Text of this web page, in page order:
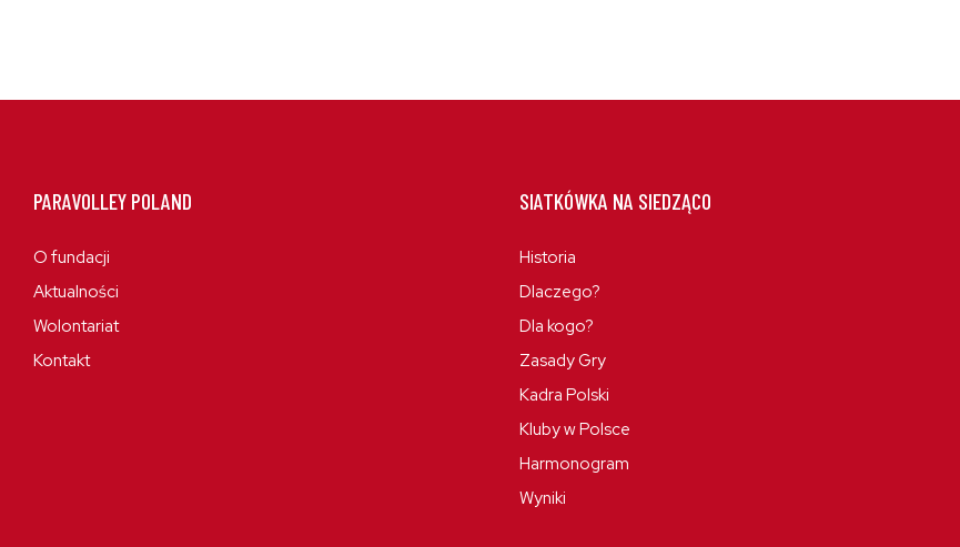
PARAVOLLEY POLAND
O fundacji
Aktualności
Wolontariat
Kontakt
SIATKÓWKA NA SIEDZĄCO
Historia
Dlaczego?
Dla kogo?
Zasady Gry
Kadra Polski
Kluby w Polsce
Harmonogram
Wyniki